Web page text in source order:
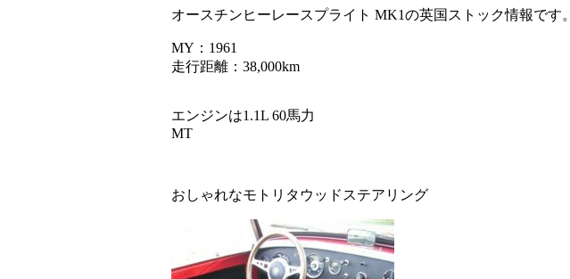
オースチンヒーレースプライト MK1の英国ストック情報です。
MY：1961
走行距離：38,000km
エンジンは1.1L 60馬力
MT
おしゃれなモトリタウッドステアリング